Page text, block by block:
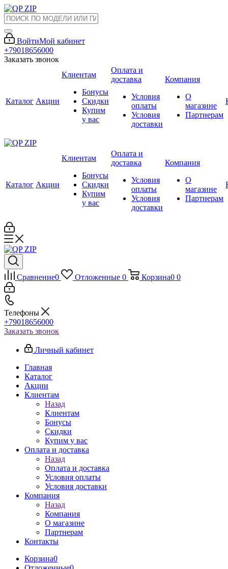
ВойтиМой кабинет
+79018656000
Заказать звонок
Каталог Акции
Клиентам
Бонусы
Скидки
Купим
у вас
Оплата и
доставка
Условия
оплаты
Условия
доставки
Компания
О
магазине
Партнерам
Каталог Акции
Клиентам
Бонусы
Скидки
Купим
у вас
Оплата и
доставка
Условия
оплаты
Условия
доставки
Компания
О
магазине
Партнерам
Сравнение0 Отложенные 0 Корзина0 0
Телефоны
+79018656000
Заказать звонок
Личный кабинет
Главная
Каталог
Акции
Клиентам
Назад
Клиентам
Бонусы
Скидки
Купим у вас
Оплата и доставка
Назад
Оплата и доставка
Условия оплаты
Условия доставки
Компания
Назад
Компания
О магазине
Партнерам
Контакты
Корзина0